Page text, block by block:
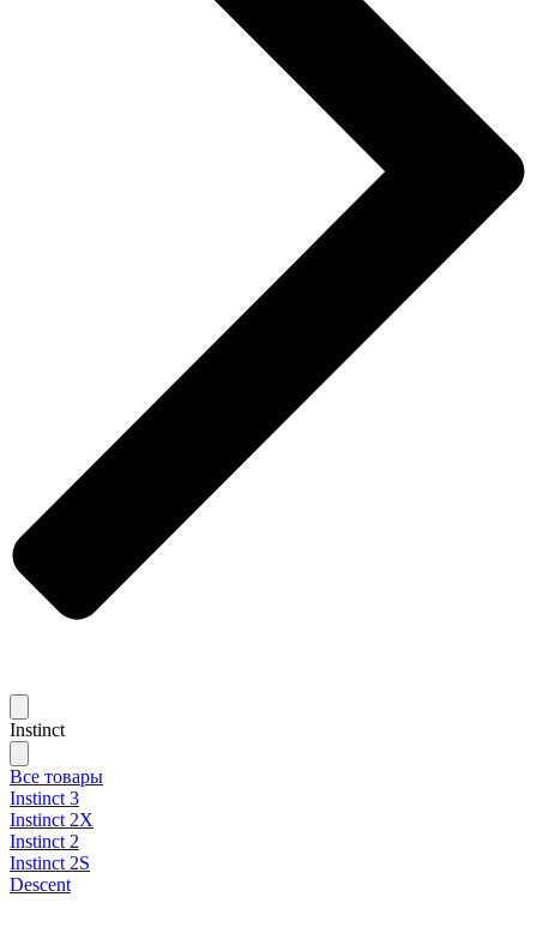
Instinct
Все товары
Instinct 3
Instinct 2X
Instinct 2
Instinct 2S
Descent